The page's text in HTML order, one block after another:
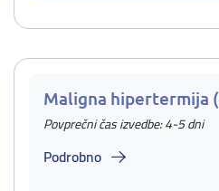
Maligna hipertermija
Povprečni čas izvedbe: 4-5 dni
Podrobno